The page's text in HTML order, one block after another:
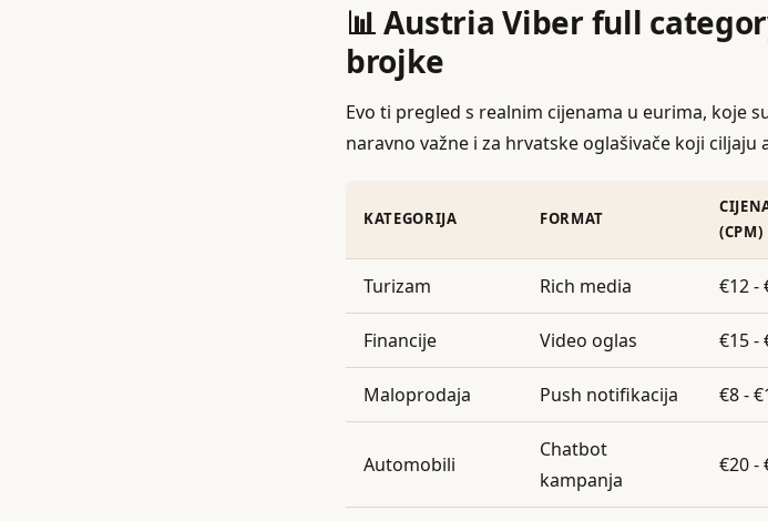
📊 Austria Viber full
brojke
Evo ti pregled s realnim cijenama u eurima, koje
naravno važne i za hrvatske oglašivače koji ciljaju
KATEGORIJA FORMAT
(CPM)
Turizam Rich media €12 -
Financije Video oglas €15 -
Maloprodaja Push notifikacija €8 -
Automobili
Chatbot
kampanja
€20 -